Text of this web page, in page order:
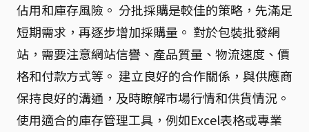
佔用和庫存風險。 分批採購是較佳的策略，先滿足
短期需求，再逐步增加採購量。 對於包裝批發網
站，需要注意網站信譽、產品質量、物流速度、價
格和付款方式等。 建立良好的合作關係，與供應商
保持良好的溝通，及時瞭解市場行情和供貨情況。
使用適合的庫存管理工具，例如Excel表格或專業